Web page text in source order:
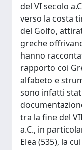
del VI secolo
verso la costa
del Golfo,
greche
hanno
rapporto coi
alfabeto e
sono infatti
tra la fine del
a.C., in
Elea (535), la